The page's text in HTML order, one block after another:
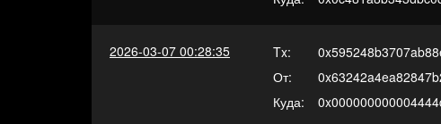
2026-03-07 00:28:35 Tx:
От:
Куда: